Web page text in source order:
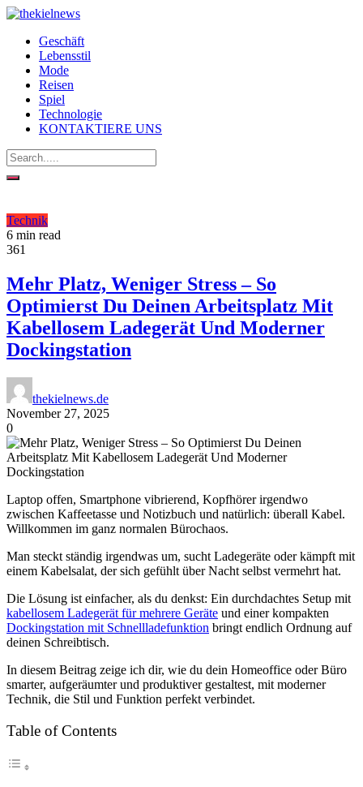
Geschäft
Lebensstil
Mode
Reisen
Spiel
Technologie
KONTAKTIERE UNS
Technik
6 min read
361
Mehr Platz, Weniger Stress – So
Optimierst Du Deinen Arbeitsplatz Mit
Kabellosem Ladegerät Und Moderner
Dockingstation
thekielnews.de
November 27, 2025
0
Laptop offen, Smartphone vibrierend, Kopfhörer irgendwo
zwischen Kaffeetasse und Notizbuch und natürlich: überall Kabel.
Willkommen im ganz normalen Bürochaos.
Man steckt ständig irgendwas um, sucht Ladegeräte oder kämpft mit
einem Kabelsalat, der sich gefühlt über Nacht selbst vermehrt hat.
Die Lösung ist einfacher, als du denkst: Ein durchdachtes Setup mit
kabellosem Ladegerät für mehrere Geräte und einer kompakten
Dockingstation mit Schnellladefunktion bringt endlich Ordnung auf
deinen Schreibtisch.
In diesem Beitrag zeige ich dir, wie du dein Homeoffice oder Büro
smarter, aufgeräumter und produktiver gestaltest, mit moderner
Technik, die Stil und Funktion perfekt verbindet.
Table of Contents